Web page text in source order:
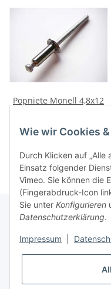
Popniete Monell 4,8x12
1,90 €
Informationen
Gesetzliche
Wie wir Cookies
Durch Klicken auf „Alle
Einsatz folgender
Vimeo. Sie können die
(Fingerabdruck-Icon
Sie unter Konfigurieren
Datenschutzerklärung.
Impressum